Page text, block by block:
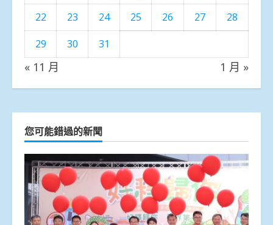
22
23 24 25 26 27
28
29
30 31
« 11 月 1 月 »
您可能錯過的新聞